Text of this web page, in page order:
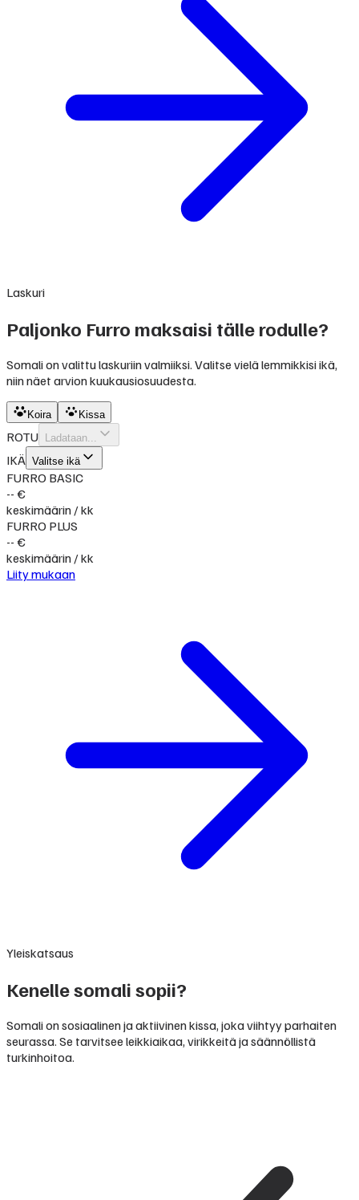
Laskuri
Paljonko Furro maksaisi tälle rodulle?
Somali on valittu laskuriin valmiiksi. Valitse vielä lemmikkisi ikä,
niin näet arvion kuukausiosuudesta.
Koira Kissa
ROTU Ladataan...
IKÄ Valitse ikä
FURRO BASIC
-- €
keskimäärin / kk
FURRO PLUS
-- €
keskimäärin / kk
Liity mukaan
Yleiskatsaus
Kenelle somali sopii?
Somali on sosiaalinen ja aktiivinen kissa, joka viihtyy parhaiten
seurassa. Se tarvitsee leikkiaikaa, virikkeitä ja säännöllistä
turkinhoitoa.